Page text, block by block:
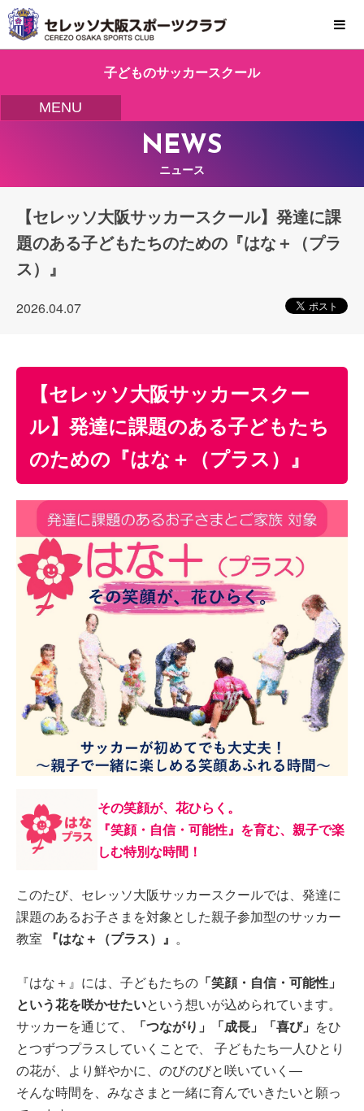
MENU
子どものサッカースクール
MENU
NEWS
ニュース
【セレッソ大阪サッカースクール】発達に課
題のある子どもたちのための『はな＋（プラ
ス）』
2026.04.07
【セレッソ大阪サッカースクー
ル】発達に課題のある子どもたち
のための『はな＋（プラス）』
その笑顔が、花ひらく。
『笑顔・自信・可能性』を育む、親子で楽
しむ特別な時間！
このたび、セレッソ大阪サッカースクールでは、発達に
課題のあるお子さまを対象とした親子参加型のサッカー
教室
『はな＋（プラス）』 。
『はな＋』には、子どもたちの 「笑顔・自信・可能性」
という花を咲かせたいという想いが込められています。
サッカーを通じて、
「つながり」「成長」「喜び」 をひ
とつずつプラスしていくことで、 子どもたち一人ひとり
の花が、より鮮やかに、のびのびと咲いていく―
そんな時間を、みなさまと一緒に育んでいきたいと願っ